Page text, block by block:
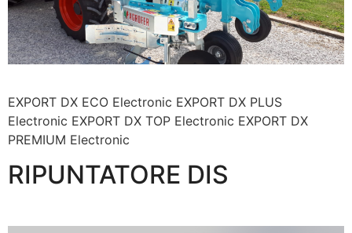
EXPORT DX ECO Electronic EXPORT DX PLUS
Electronic EXPORT DX TOP Electronic EXPORT DX
PREMIUM Electronic
RIPUNTATORE DIS